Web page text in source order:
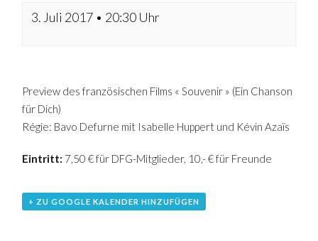
3. Juli 2017 • 20:30 Uhr
Preview des französischen Films « Souvenir » (Ein Chanson
für Dich)
Régie: Bavo Defurne mit Isabelle Huppert und Kévin Azaïs
Eintritt: 7,50 € für DFG-Mitglieder, 10,- € für Freunde
+ ZU GOOGLE KALENDER HINZUFÜGEN